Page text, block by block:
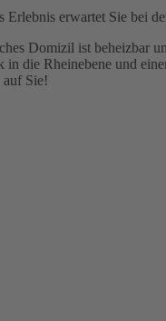
Erlebnis erwartet Sie bei
Domizil ist beheizbar
die Rheinebene und
auf Sie!